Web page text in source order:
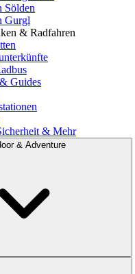
Sölden
Gurgl
& Radfahren
Guides
& Mehr
& Adventure